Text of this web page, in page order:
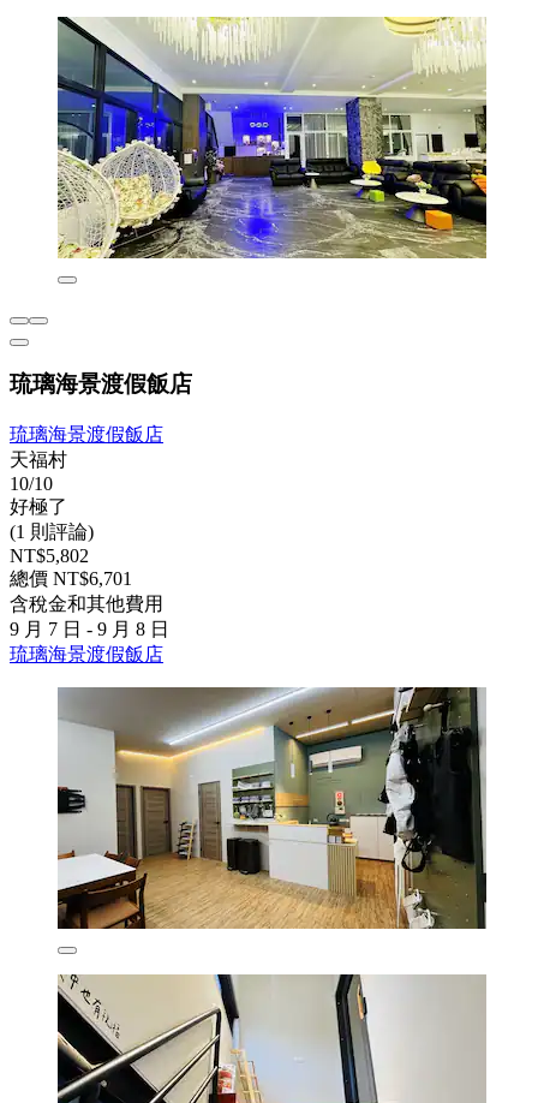
琉璃海景渡假飯店
琉璃海景渡假飯店
天福村
10/10
好極了
(1 則評論)
NT$5,802
總價 NT$6,701
含稅金和其他費用
9 月 7 日 - 9 月 8 日
琉璃海景渡假飯店